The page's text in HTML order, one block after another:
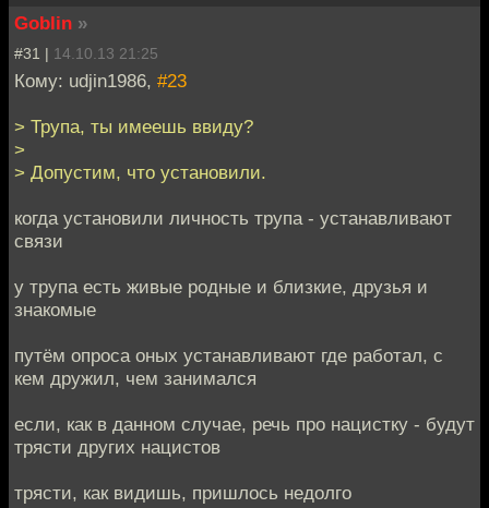
Goblin »
#31 | 14.10.13 21:25
Кому: udjin1986, #23
> Трупа, ты имеешь ввиду?
>
> Допустим, что установили.
когда установили личность трупа - устанавливают
связи
у трупа есть живые родные и близкие, друзья и
знакомые
путём опроса оных устанавливают где работал, с
кем дружил, чем занимался
если, как в данном случае, речь про нацистку - будут
трясти других нацистов
трясти, как видишь, пришлось недолго